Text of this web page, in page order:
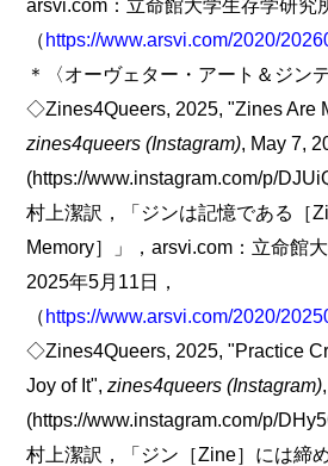
arsvi.com：立命館大学生存学研究
（https://www.arsvi.com/2020/
＊〈オーヴェター・アート＆ジン
◇Zines4Queers, 2025, "Zines Are
zines4queers (Instagram), May 7,
(https://www.instagram.com/p/
村上潔訳，「ジンは記憶である［
Memory］」，arsvi.com：立命館
2025年5月11日，
（https://www.arsvi.com/2020/
◇Zines4Queers, 2025, "Practice
Joy of It",zines4queers (Instagram)
(https://www.instagram.com/p/
村上潔訳，「ジン［Zine］には締